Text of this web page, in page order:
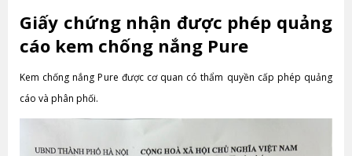
Giấy chứng nhận được phép quảng
cáo kem chống nắng Pure
Kem chống nắng Pure được cơ quan có thẩm quyền cấp phép quảng
cáo và phân phối.